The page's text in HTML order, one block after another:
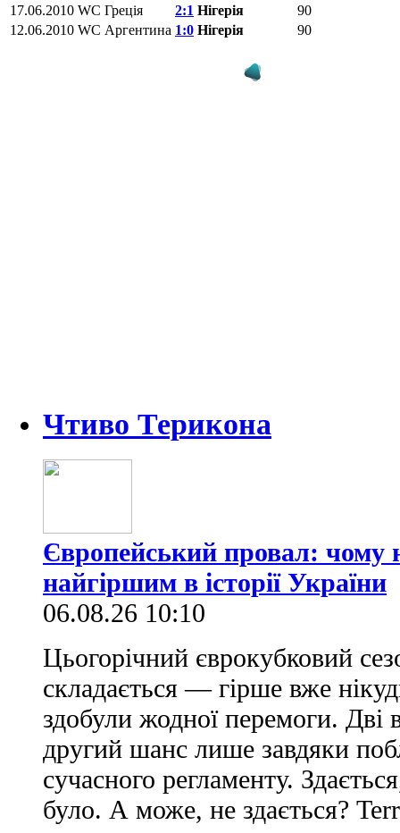
17.06.2010 WC Греція 2:1 Нігерія
90
12.06.2010 WC Аргентина 1:0 Нігерія 90
Чтиво Терикона
Європейський провал: чому
найгіршим в історії України
06.08.26 10:10
Цьогорічний єврокубковий
складається — гірше вже
здобули жодної перемоги.
другий шанс лише завдяки
сучасного регламенту.
було. А може, не здається?